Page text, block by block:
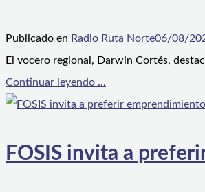
Publicado en Radio Ruta Norte06/08/
El vocero regional, Darwin Cortés,
Continuar leyendo ...
FOSIS invita a